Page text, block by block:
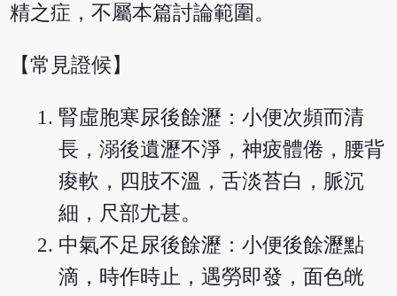
精之症，不屬本篇討論範圍。
【常見證候】
腎虛胞寒尿後餘瀝：小便次頻而清
長，溺後遺瀝不淨，神疲體倦，腰背
痠軟，四肢不溫，舌淡苔白，脈沉
細，尺部尤甚。
中氣不足尿後餘瀝：小便後餘瀝點
滴，時作時止，遇勞即發，面色㿠